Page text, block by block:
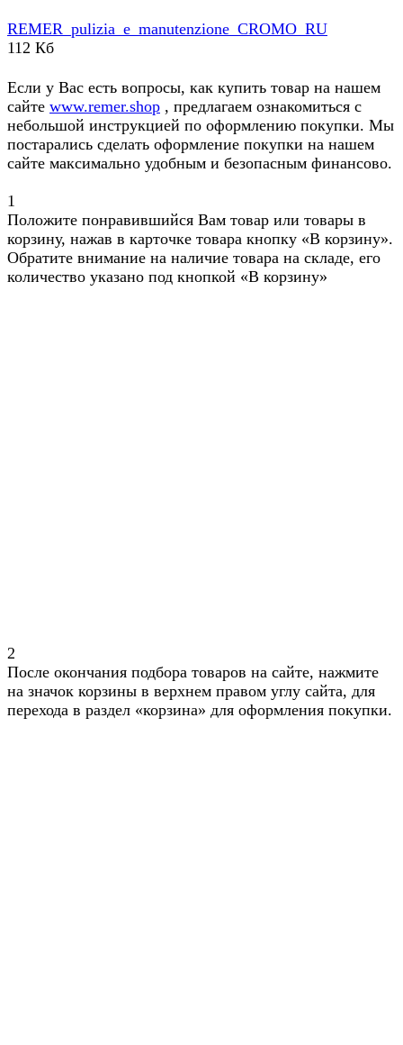
REMER_pulizia_e_manutenzione_CROMO_RU
112 Кб
Если у Вас есть вопросы, как купить товар на нашем
сайте www.remer.shop , предлагаем ознакомиться с
небольшой инструкцией по оформлению покупки. Мы
постарались сделать оформление покупки на нашем
сайте максимально удобным и безопасным финансово.
1
Положите понравившийся Вам товар или товары в
корзину, нажав в карточке товара кнопку «В корзину».
Обратите внимание на наличие товара на складе, его
количество указано под кнопкой «В корзину»
2
После окончания подбора товаров на сайте, нажмите
на значок корзины в верхнем правом углу сайта, для
перехода в раздел «корзина» для оформления покупки.